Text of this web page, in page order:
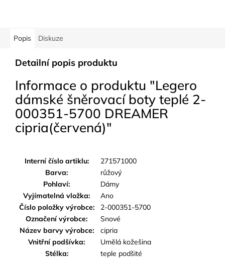
Popis Diskuze
Detailní popis produktu
Informace o produktu "Legero
dámské šněrovací boty teplé 2-
000351-5700 DREAMER
cipria(červená)"
Interní číslo artiklu:
271571000
Barva:
růžový
Pohlaví:
Dámy
Vyjímatelná vložka:
Ano
Číslo položky výrobce:
2-000351-5700
Označení výrobce:
Snové
Název barvy výrobce:
cipria
Vnitřní podšívka:
Umělá kožešina
Stélka:
teple podšité